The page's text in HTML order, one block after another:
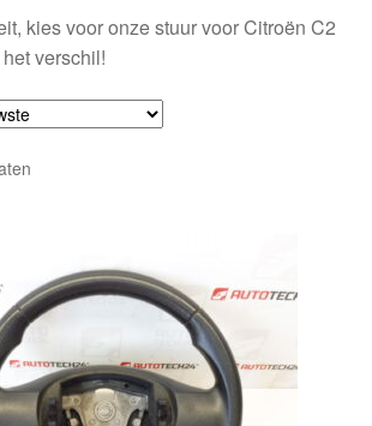
kies voor onze stuur voor Citroën C2
verschil!
Gesorteerd